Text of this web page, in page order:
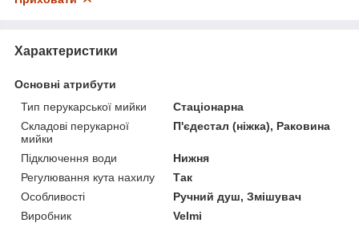
Характеристики
Основні атрибути
Тип перукарської мийки
Стаціонарна
Складові перукарної
мийки
П'єдестал (ніжка), Раковина
Підключення води
Нижня
Регулювання кута нахилу
Так
Особливості
Ручний душ, Змішувач
Виробник
Velmi